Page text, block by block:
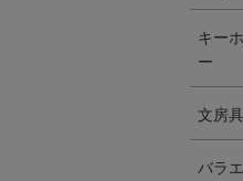
キー
ー
文房具
バラ